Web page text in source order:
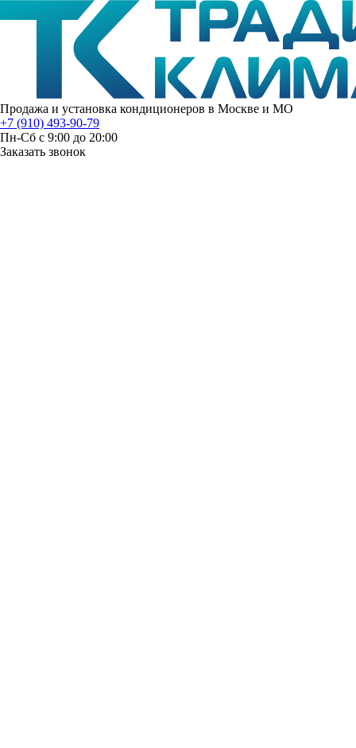
Продажа и установка кондиционеров в Москве и МО
+7 (910) 493-90-79
Пн-Сб с 9:00 до 20:00
Заказать звонок